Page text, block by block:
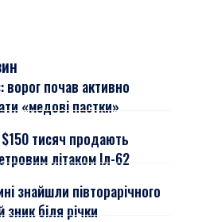
ворог почав активно
«медові пастки»
тисяч продають
літаком Іл-62
знайшли півторарічного
біля річки